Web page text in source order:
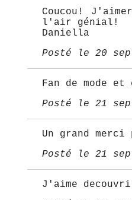
Coucou!
l'air génial!
Daniella
Posté le 20
Fan de mode
Posté le 21
Un grand
Posté le 21
J'aime